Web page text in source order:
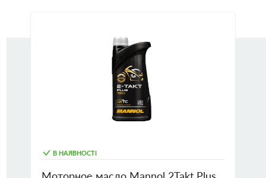
В НАЯВНОСТІ